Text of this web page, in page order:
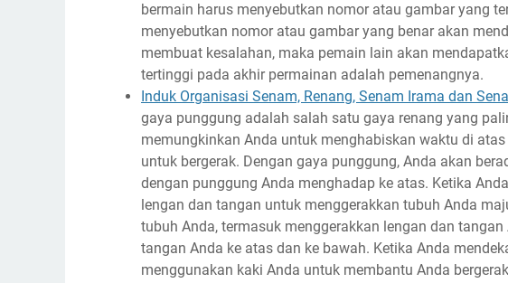
bermain harus menyebutkan nomor atau gambar yang
menyebutkan nomor atau gambar yang benar akan
membuat kesalahan, maka pemain lain akan
tertinggi pada akhir permainan adalah pemenangnya.
Induk Organisasi Senam, Renang, Senam Irama dan
gaya punggung adalah salah satu gaya renang yang
memungkinkan Anda untuk menghabiskan waktu di
untuk bergerak. Dengan gaya punggung, Anda akan
dengan punggung Anda menghadap ke atas. Ketika
lengan dan tangan untuk menggerakkan tubuh Anda
tubuh Anda, termasuk menggerakkan lengan dan
tangan Anda ke atas dan ke bawah. Ketika Anda
menggunakan kaki Anda untuk membantu Anda